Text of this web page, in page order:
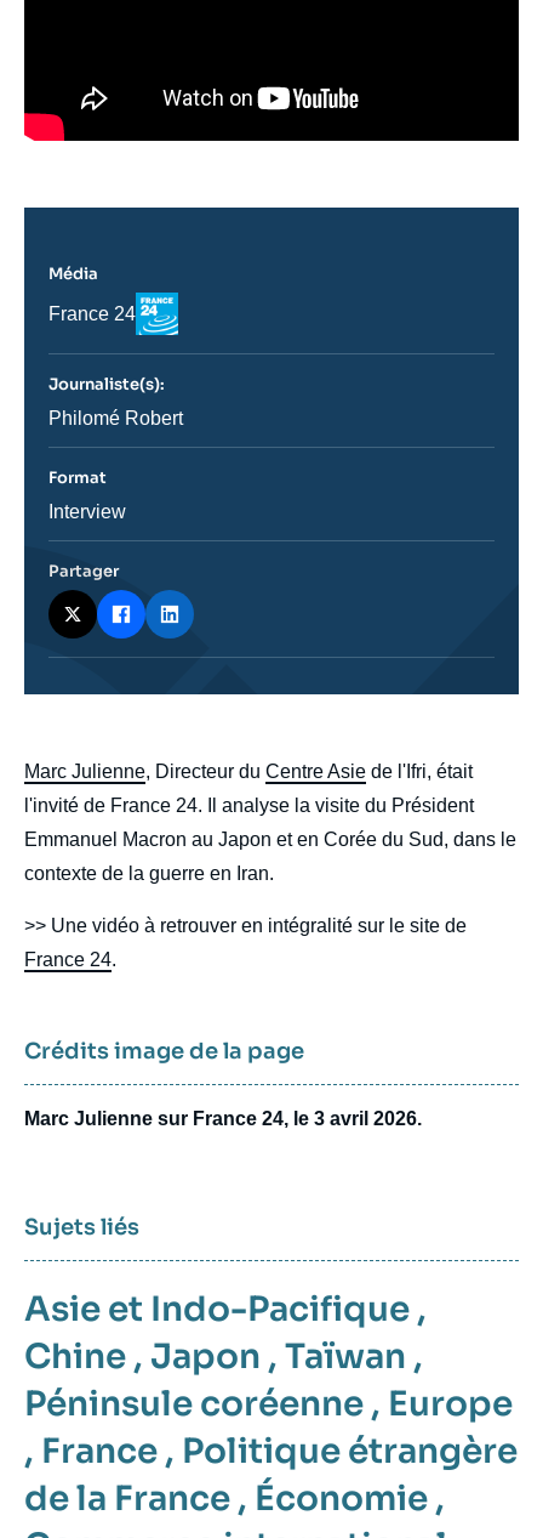
body
Marc Julienne, Directeur du Centre Asie de l'Ifri, était
l'invité de France 24. Il analyse la visite du Président
Emmanuel Macron au Japon et en Corée du Sud, dans le
contexte de la guerre en Iran.
>> Une vidéo à retrouver en intégralité sur le site de
France 24.
Média
Nom
journal,
ou
émission
France 24
Logo
Journaliste(s):
Journaliste
Philomé Robert
Format
Catégorie
Interview
Partager
Crédits image de la page
Marc Julienne sur France 24, le 3 avril 2026.
Sujets liés
Asie et Indo-Pacifique ,
Chine , Japon , Taïwan ,
Péninsule coréenne , Europe
, France , Politique étrangère
de la France , Économie ,